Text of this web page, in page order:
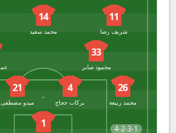
4-2-3-1
11
شريف رضا
14
محمد سعيد
33
محمود صابر
26
محمد ربيعة
4
بركات حجاج
21
ميدو مصطفى
1